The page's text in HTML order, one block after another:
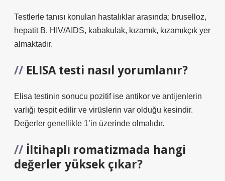
Testlerle tanısı konulan hastalıklar arasında; bruselloz,
hepatit B, HIV/AIDS, kabakulak, kızamık, kızamıkçık yer
almaktadır.
ELISA testi nasıl yorumlanır?
Elisa testinin sonucu pozitif ise antikor ve antijenlerin
varlığı tespit edilir ve virüslerin var olduğu kesindir.
Değerler genellikle 1’in üzerinde olmalıdır.
İltihaplı romatizmada hangi
değerler yüksek çıkar?